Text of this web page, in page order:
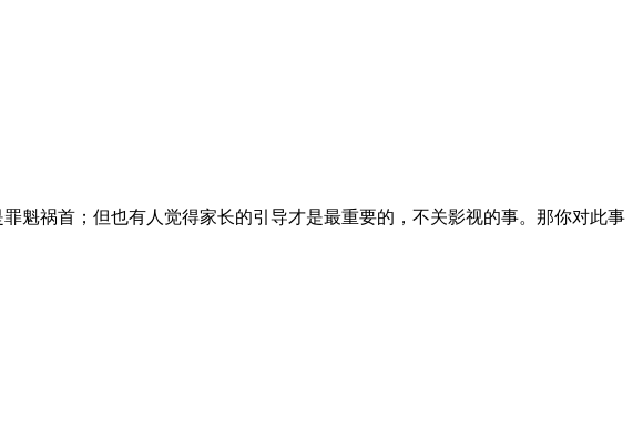
魁祸首；但也有人觉得家长的引导才是最重要的，不关影视的事。那你对此事